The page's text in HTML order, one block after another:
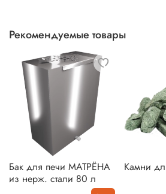
Рекомендуемые товары
Бак для печи МАТРЁНА
из нерж. стали 80 л
Камни